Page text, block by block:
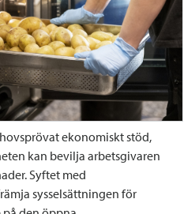
ekonomiskt stöd,
kan bevilja arbetsgivaren
Syftet med
sysselsättningen för